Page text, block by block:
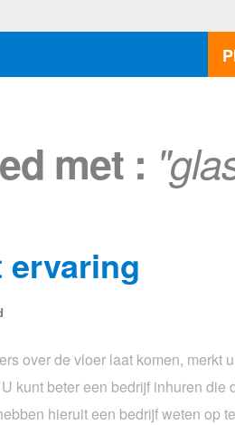
met :
ervaring
over de vloer laat komen, merkt
kunt beter een bedrijf inhuren die
hieruit een bedrijf weten op